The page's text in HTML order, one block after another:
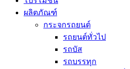
ผลิตภัณฑ์
กระจกรถยนต์
รถยนต์ทั่วไป
รถบัส
รถบรรทุก